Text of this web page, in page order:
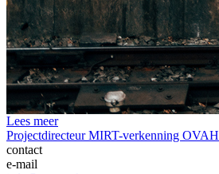
Lees meer
Projectdirecteur MIRT-verkenning OVAH
contact
e-mail